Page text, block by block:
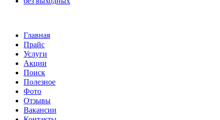
Главная
Прайс
Услуги
Акции
Поиск
Полезное
Фото
Отзывы
Вакансии